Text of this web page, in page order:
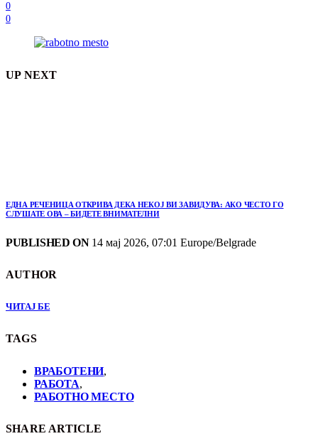
0
0
UP NEXT
ЕДНА РЕЧЕНИЦА ОТКРИВА ДЕКА НЕКОЈ ВИ ЗАВИДУВА: АКО ЧЕСТО ГО
СЛУШАТЕ ОВА – БИДЕТЕ ВНИМАТЕЛНИ
PUBLISHED ON14 мај 2026, 07:01 Europe/Belgrade
AUTHOR
ЧИТАЈ БЕ
TAGS
ВРАБОТЕНИ,
РАБОТА,
РАБОТНО МЕСТО
SHARE ARTICLE